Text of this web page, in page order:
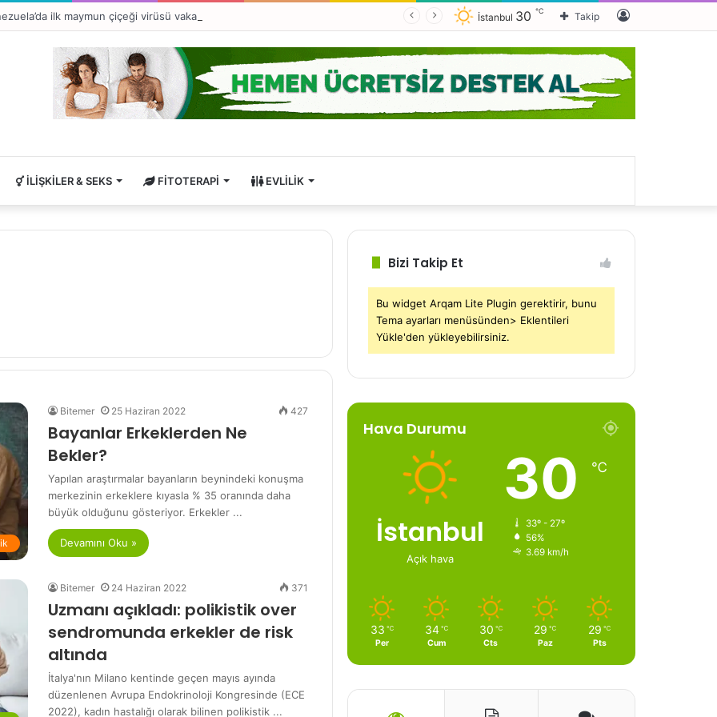
ilk maymun çiçeği virüsü vakası tespit edildi
Kayıt
Ol
Takip
İstanbul 30 ℃
İLIŞKILER & SEKS FITOTERAPI EVLILIK
Bitemer 25 Haziran 2022 427
Bayanlar Erkeklerden Ne
Bekler?
Yapılan araştırmalar bayanların beynindeki konuşma
merkezinin erkeklere kıyasla % 35 oranında daha
büyük olduğunu gösteriyor. Erkekler ...
Devamını Oku »
Bitemer 24 Haziran 2022 371
Uzmanı açıkladı: polikistik over
sendromunda erkekler de risk
altında
İtalya'nın Milano kentinde geçen mayıs ayında
düzenlenen Avrupa Endokrinoloji Kongresinde (ECE
2022), kadın hastalığı olarak bilinen polikistik ...
Bizi Takip Et
Bu widget Arqam Lite Plugin gerektirir, bunu
Tema ayarları menüsünden> Eklentileri
Yükle'den yükleyebilirsiniz.
Hava Durumu
İstanbul
Açık hava
30 ℃
33º - 27º
56%
3.69 km/h
33 ℃
Per
34 ℃
Cum
30 ℃
Cts
29 ℃
Paz
29 ℃
Pts